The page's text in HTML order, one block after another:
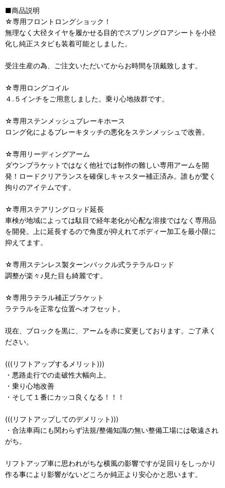
■商品説明
☆専用フロントロングショック！
無理なく大径タイヤを履かせる目的でスプリングロアシートを小径
化し純正スタビも装着可能としました。
受注生産の為、ご注文いただいてからお時間を頂戴致します。
☆専用ロングコイル
４.５インチをご用意しました。乗り心地抜群です。
☆専用ステンメッシュブレーキホース
ロング化によるブレーキタッチの悪化をステンメッシュで改善。
☆専用リーディングアーム
ダウンブラケットではなく他社では制作の難しい専用アームを開
発！ロードクリアランスを確保しキャスター補正済み。誰もが驚く
拘りのアイテムです。
☆専用ステアリングロッド延長
車検が地域によっては駄目で経年老化が心配な溶接ではなく専用品
を開発。上に延長するので角度が抑えれてボディー加工を最小限に
抑えてます。
☆専用ステンレス製ターンバックル式ラテラルロッド
調整が楽々♪見た目も綺麗です。
☆専用ラテラル補正ブラケット
ラテラルを正常な位置へオフセット。
現在、ブロックを黒に、アームを赤に変更しております。ご了承く
ださい。
(((リフトアップするメリット)))
・悪路走行での走破性大幅向上。
・乗り心地改善
・そして１番にカッコ良くなる！！！
(((リフトアップしてのデメリット)))
・合法車両にも関わらず法規/整備知識の無い整備工場には敬遠され
がち。
リフトアップ車に思われがちな横風の影響ですが足回りをしっかり
作る事により影響がないどころか純正より安心かと思います。